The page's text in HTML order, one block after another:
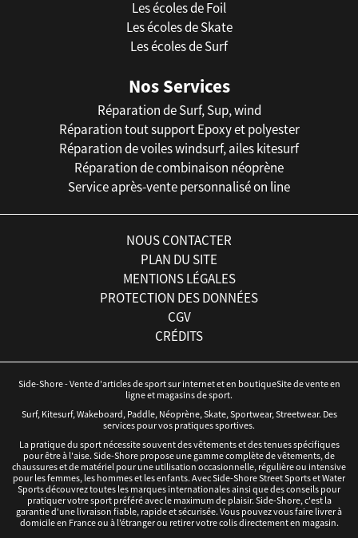
Les écoles de Foil
Les écoles de Skate
Les écoles de Surf
Nos Services
Réparation de Surf, Sup, wind
Réparation tout support Epoxy et polyester
Réparation de voiles windsurf, ailes kitesurf
Réparation de combinaison néoprène
Service après-vente personnalisé on line
NOUS CONTACTER
PLAN DU SITE
MENTIONS LÉGALES
PROTECTION DES DONNÉES
CGV
CRÉDITS
Side-Shore - Vente d'articles de sport sur internet et en boutiqueSite de vente en
ligne et magasins de sport.
Surf, Kitesurf, Wakeboard, Paddle, Néoprène, Skate, Sportwear, Streetwear. Des
services pour vos pratiques sportives.
La pratique du sport nécessite souvent des vêtements et des tenues spécifiques
pour être à l'aise. Side-Shore propose une gamme complète de vêtements, de
chaussures et de matériel pour une utilisation occasionnelle, régulière ou intensive
pour les femmes, les hommes et les enfants. Avec Side-Shore Street Sports et Water
Sports découvrez toutes les marques internationales ainsi que des conseils pour
pratiquer votre sport préféré avec le maximum de plaisir. Side-Shore, c'est la
garantie d'une livraison fiable, rapide et sécurisée. Vous pouvez vous faire livrer à
domicile en France ou à l’étranger ou retirer votre colis directement en magasin.